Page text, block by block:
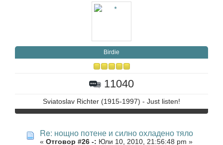
Birdie
11040
Sviatoslav Richter (1915-1997) - Just listen!
Re: нощно потене и силно охладено тяло
« Отговор #26 -: Юли 10, 2010, 21:56:48 pm »